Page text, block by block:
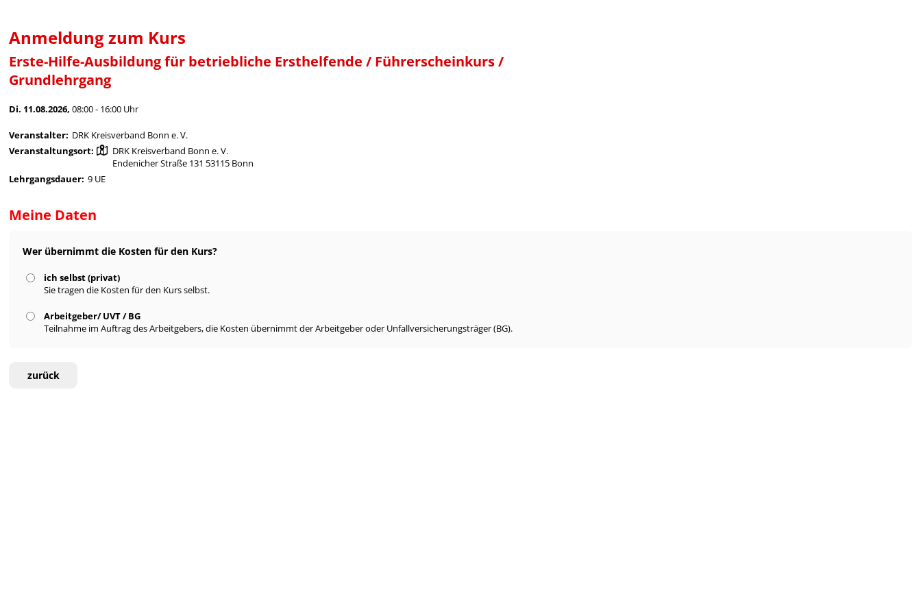
Anmeldung zum Kurs
Erste-Hilfe-Ausbildung für betriebliche Ersthelfende / Führerscheinkurs /
Grundlehrgang
Di. 11.08.2026,08:00 - 16:00 Uhr
Veranstalter: DRK Kreisverband Bonn e. V.
Veranstaltungsort:
DRK Kreisverband Bonn e. V.
Endenicher Straße 131 53115 Bonn
Lehrgangsdauer: 9 UE
Meine Daten
Wer übernimmt die Kosten für den Kurs?
ich selbst (privat)
Sie tragen die Kosten für den Kurs selbst.
Arbeitgeber/ UVT / BG
Teilnahme im Auftrag des Arbeitgebers, die Kosten übernimmt der Arbeitgeber oder Unfallversicherungsträger (BG).
zurück